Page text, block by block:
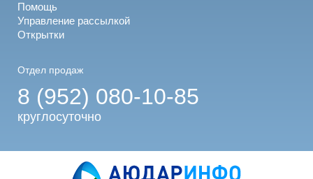
Помощь
Управление рассылкой
Открытки
Отдел продаж
8 (952) 080-10-85
круглосуточно